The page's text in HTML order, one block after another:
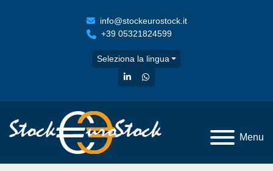
info@stockeurostock.it
+39 05321824599
Seleziona la lingua
linkedinwhatsapp
Menu